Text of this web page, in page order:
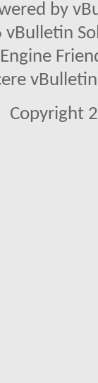
by
Copyright